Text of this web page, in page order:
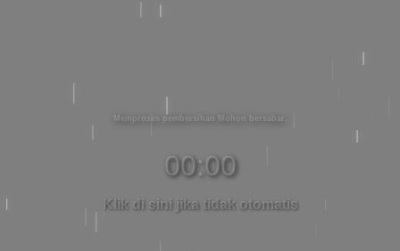
Memproses pembersihan Mohon bersabar
00:00
Klik di sini jika tidak otomatis